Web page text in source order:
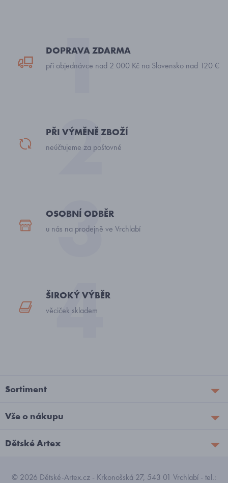
DOPRAVA ZDARMA
při objednávce nad 2 000 Kč na Slovensko nad 120 €
PŘI VÝMĚNĚ ZBOŽÍ
neúčtujeme za poštovné
OSOBNÍ ODBĚR
u nás na prodejně ve Vrchlabí
ŠIROKÝ VÝBĚR
věciček skladem
Sortiment
Vše o nákupu
Dětské Artex
© 2026 Dětské-Artex.cz - Krkonošská 27, 543 01 Vrchlabí - tel.: